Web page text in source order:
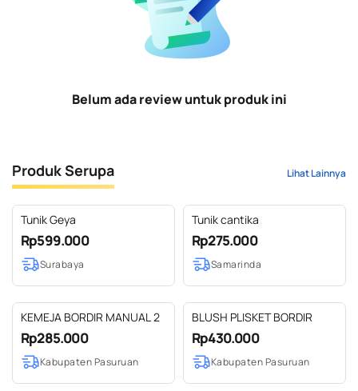
Belum ada review untuk produk ini
Produk Serupa Lihat Lainnya
Tunik Geya
Rp599.000
Surabaya
Tunik cantika
Rp275.000
Samarinda
KEMEJA BORDIR MANUAL 2
Rp285.000
Kabupaten Pasuruan
BLUSH PLISKET BORDIR
Rp430.000
Kabupaten Pasuruan